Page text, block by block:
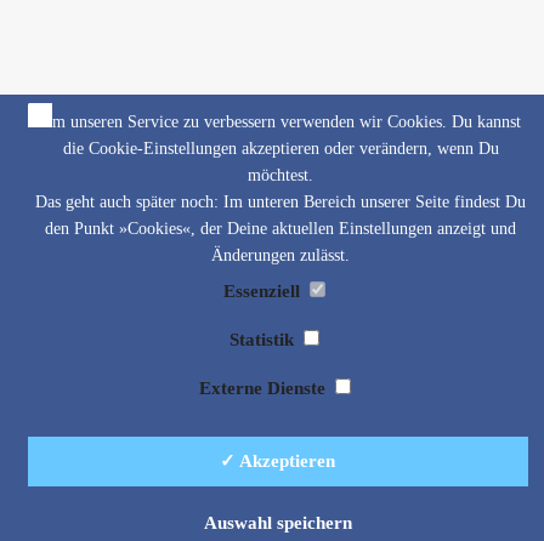
Um unseren Service zu verbessern verwenden wir Cookies. Du kannst
die Cookie-Einstellungen akzeptieren oder verändern, wenn Du
möchtest.
Das geht auch später noch: Im unteren Bereich unserer Seite findest Du
den Punkt »Cookies«, der Deine aktuellen Einstellungen anzeigt und
Änderungen zulässt.
Essenziell
Statistik
Externe Dienste
✓ Akzeptieren
Auswahl speichern